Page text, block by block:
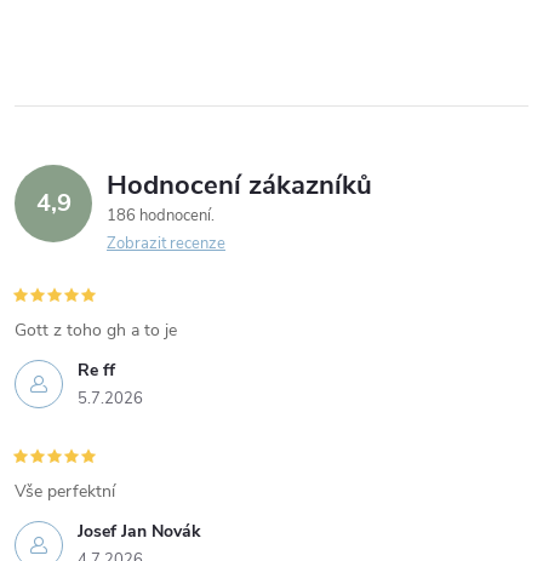
v
k
y
ý
p
i
s
u
4,9 Hodnocení zákazníků
186 hodnocení
Zobrazit recenze
Re ff
5.7.2026
Gott z toho gh a to je
Josef Jan Novák
Vše perfektní